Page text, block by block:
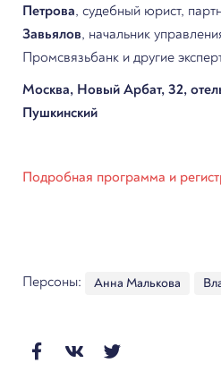
Петрова, судебный юрист,
Завьялов, начальник
Промсвязьбанк и другие
Москва, Новый Арбат, 32,
Пушкинский
Подробная программа и
Персоны: Анна Малькова